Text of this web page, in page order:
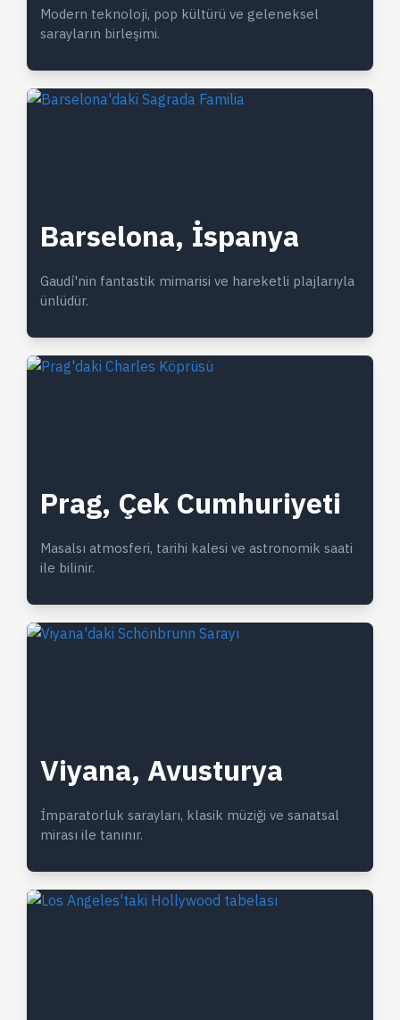
Modern teknoloji, pop kültürü ve geleneksel
sarayların birleşimi.
Barselona, İspanya
Gaudí'nin fantastik mimarisi ve hareketli plajlarıyla
ünlüdür.
Prag, Çek Cumhuriyeti
Masalsı atmosferi, tarihi kalesi ve astronomik saati
ile bilinir.
Viyana, Avusturya
İmparatorluk sarayları, klasik müziği ve sanatsal
mirası ile tanınır.